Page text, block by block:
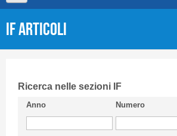
CIFI in breve
Linee Guida
IF Articoli
Ricerca nelle sezioni IF
Anno Numero